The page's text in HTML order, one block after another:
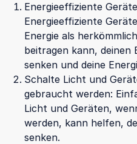
Energieeffiziente
Energieeffiziente
Energie als
beitragen kann, deinen
senken und deine
Schalte Licht und
gebraucht werden:
Licht und Geräten,
werden, kann helfen,
senken.